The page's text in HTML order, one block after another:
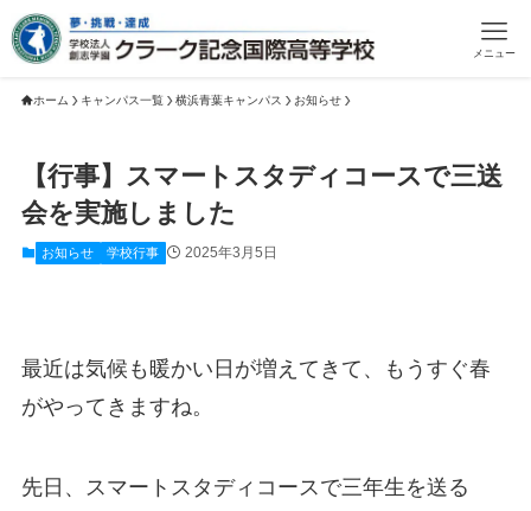
メニュー
ホーム キャンパス一覧 横浜青葉キャンパス お知らせ
【行事】スマートスタディコースで三送
会を実施しました
お知らせ 学校行事 2025年3月5日
最近は気候も暖かい日が増えてきて、もうすぐ春
がやってきますね。
先日、スマートスタディコースで三年生を送る